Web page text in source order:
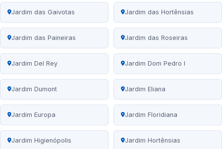
Jardim das Gaivotas Jardim das Hortênsias
Jardim das Paineiras Jardim das Roseiras
Jardim Del Rey Jardim Dom Pedro I
Jardim Dumont Jardim Eliana
Jardim Europa Jardim Floridiana
Jardim Higienópolis Jardim Hortênsias